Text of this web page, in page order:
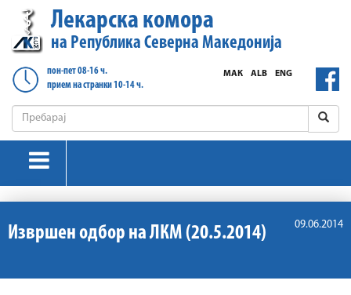
Лекарска комора
на Република Северна Македонија
пон-пет 08-16 ч.
прием на странки 10-14 ч.
ENG
ALB
МАК
09.06.2014
Извршен одбор на ЛКМ (20.5.2014)